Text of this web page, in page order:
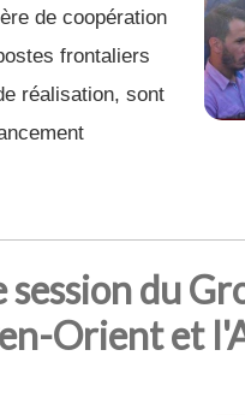
de coopération
frontaliers
réalisation, sont
du
Orient et